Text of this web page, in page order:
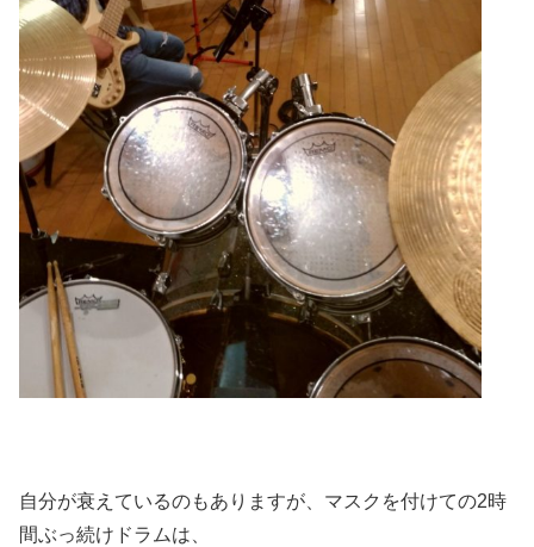
自分が衰えているのもありますが、マスクを付けての2時
間ぶっ続けドラムは、